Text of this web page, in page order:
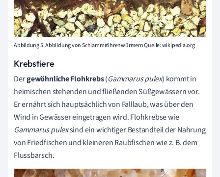
Abbildung 5: Abbildung von Schlammröhrenwürmern Quelle: wikipedia.org
Krebstiere
Dergewöhnliche Flohkrebs(Gammarus pulex) kommt in
heimischen stehenden und fließenden Süßgewässern vor.
Er ernährt sich hauptsächlich von Falllaub, was über den
Wind in Gewässer eingetragen wird. Flohkrebse wie
Gammarus pulexsind ein wichtiger Bestandteil der Nahrung
von Friedfischen und kleineren Raubfischen wie z. B. dem
Flussbarsch.